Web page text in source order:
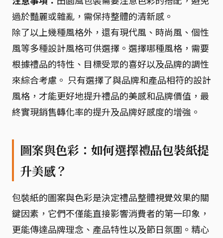
過於豔麗或雜亂，需保持整體的清新感。
除了以上幾種風格外，還有現代風、時尚風、個性
風等多種設計風格可供選擇。選擇哪種風格，需要
根據禮品的特性、目標受眾的喜好以及品牌的調性
來綜合考慮。 只有選擇了與品牌和產品相符的設計
風格，才能更好地提升禮品的美感和品牌價值，最
終實現銷售轉化率的提升及品牌好感度的增強。
圖案與色彩：如何選擇禮品包裝紙提
升美感？
包裝紙的圖案與色彩是決定禮品整體視覺效果的關
鍵因素，它們不僅能直接影響消費者的第一印象，
更能傳達品牌理念、產品特性以及節日氛圍。精心